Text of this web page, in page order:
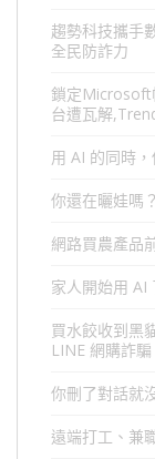
趨勢科技攜手
全民防詐力
鎖定Microsoft
台遭瓦解
用 AI 的同時
你還在曬娃嗎
網路買農產品
家人開始用 AI
買水餃收到黑
LINE 網購詐
你刪了對話就
遠端打工、兼